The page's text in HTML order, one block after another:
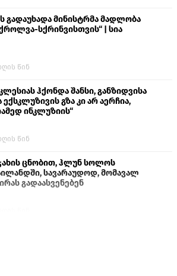
გადაუხადა მინისტრმა მადლობა
სქრინვისთვის“ | სია
წინ
ჰქონდა შანსი, განზიდვისა
ექსკლუზივის გზა კი არ აერჩია,
ინკლუზიის“
წინ
ცნობით, ჰლუნ სოლოს
სავარაუდოდ, მომავალ
გადაასვენებენ